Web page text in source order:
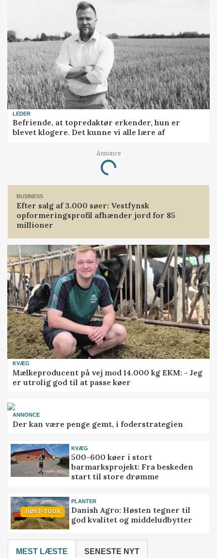
LEDER
Befriende, at topredaktør erkender, hun er
blevet klogere. Det kunne vi alle lære af
Annonce
Loading...
BUSINESS
Efter salg af 3.000 søer: Vestfynsk
opformeringsprofil afhænder jord for 85
millioner
KVÆG
Mælkeproducent på vej mod 14.000 kg EKM: - Jeg
er utrolig god til at passe køer
ANNONCE
Der kan være penge gemt, i foderstrategien
KVÆG
500-600 køer i stort
barmarksprojekt: Fra beskeden
start til store drømme
HØST-TOUR
PLANTER
Danish Agro: Høsten tegner til
god kvalitet og middeludbytter
MEST LÆSTE SENESTE NYT